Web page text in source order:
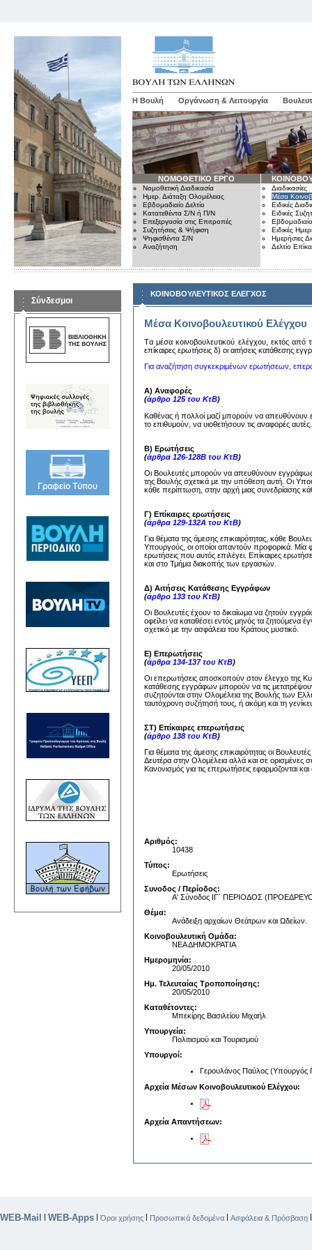
Η Βουλή Οργάνωση & Λειτουργία
ΝΟΜΟΘΕΤΙΚΟ ΕΡΓΟ
Νομοθετική Διαδικασία
Ημερ. Διάταξη Ολομέλειας
Εβδομαδιαίο Δελτίο
Κατατεθέντα Σ/Ν ή Π/Ν
Επεξεργασία στις Επιτροπές
Συζητήσεις & Ψήφιση
Ψηφισθέντα Σ/Ν
Αναζήτηση
Διαδικασίες
Μέσα
Ειδικές
Ειδικές
Εβδομαδιαίο
Ειδικές
Ημερήσιες
Δελτίο
Σύνδεσμοι
ΚΟΙΝΟΒΟΥΛΕΥΤΙΚΟΣ ΕΛΕΓΧΟΣ
Μέσα Κοινοβουλευτικού Ελέγχου
Tα μέσα κoινoβoυλευτικoύ ελέγχoυ, εκτός από
επίκαιρες ερωτήσεις δ) oι αιτήσεις κατάθεσης
Για αναζήτηση συγκεκριμένων ερωτήσεων,
Α) Αναφορές
(άρθρο 125 του ΚτΒ)
Καθένας ή πολλοί μαζί μπορούν να
το επιθυμούν, να υιοθετήσουν τις αναφορές
Β) Ερωτήσεις
(άρθρα 126-128Β του ΚτΒ)
Οι Βουλευτές μπορούν να απευθύνουν
της Βουλής σχετικά με την υπόθεση αυτή. Οι
κάθε περίπτωση, στην αρχή μιας συνεδρίασης
Γ) Επίκαιρες ερωτήσεις
(άρθρα 129-132Α του ΚτΒ)
Για θέματα της άμεσης επικαιρότητας, κάθε
Υπουργούς, οι οποίοι απαντούν προφορικά. Μία
ερωτήσεις που αυτός επιλέγει. Επίκαιρες
και στο Τμήμα διακοπής των εργασιών.
Δ) Αιτήσεις Κατάθεσης Εγγράφων
(άρθρο 133 του ΚτΒ)
Οι Βουλευτές έχουν το δικαίωμα να ζητούν
οφείλει να καταθέσει εντός μηνός τα
σχετικό με την ασφάλεια του Κράτους μυστικό.
Ε) Επερωτήσεις
(άρθρα 134-137 του ΚτΒ)
Οι επερωτήσεις αποσκοπούν στον έλεγχο της
κατάθεσης εγγράφων μπορούν να τις
συζητούνται στην Ολομέλεια της Βουλής των
ταυτόχρονη συζήτησή τους, ή ακόμη και τη
ΣΤ) Επίκαιρες επερωτήσεις
(άρθρο 138 του ΚτΒ)
Για θέματα της άμεσης επικαιρότητας οι
Δευτέρα στην Ολομέλεια αλλά και σε ορισμένες
Κανονισμός για τις επερωτήσεις εφαρμόζονται
Αριθμός:
10438
Τύπος:
Ερωτήσεις
Συνοδος / Περίοδος:
Α' Σύνοδος ΙΓ΄ ΠΕΡΙΟΔΟΣ
Θέμα:
Ανάδειξη αρχαίων Θεάτρων και Ωδείων.
Κοινοβουλευτική Ομάδα:
ΝΕΑ ΔΗΜΟΚΡΑΤΙΑ
Ημερομηνία:
20/05/2010
Ημ. Τελευταίας Τροποποίησης:
20/05/2010
Καταθέτοντες:
Μπεκίρης Βασιλείου Μιχαήλ
Υπουργεία:
Πολιτισμού και Τουρισμού
Υπουργοί:
Γερουλάνος Παύλος (Υπουργός
Αρχεία Μέσων Κοινοβουλευτικού Ελέγχου:
Αρχεία Απαντήσεων:
WEB-Mail WEB-Apps |Όροι χρήσης Προσωπικά δεδομένα Ασφάλεια & Πρόσβαση